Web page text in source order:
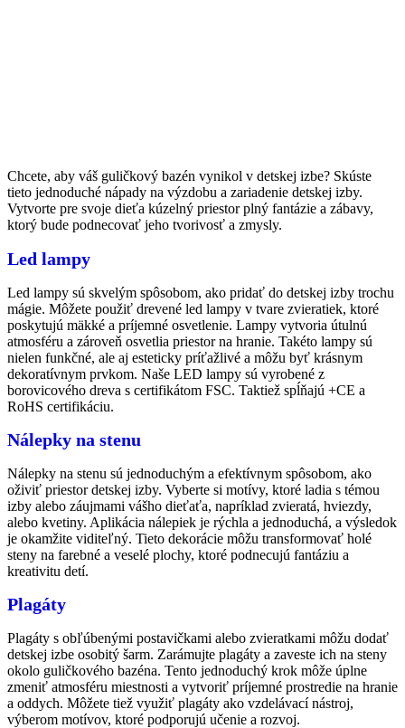
Chcete, aby váš guličkový bazén vynikol v detskej izbe? Skúste
tieto jednoduché nápady na výzdobu a zariadenie detskej izby.
Vytvorte pre svoje dieťa kúzelný priestor plný fantázie a zábavy,
ktorý bude podnecovať jeho tvorivosť a zmysly.
Led lampy
Led lampy sú skvelým spôsobom, ako pridať do detskej izby trochu
mágie. Môžete použiť drevené led lampy v tvare zvieratiek, ktoré
poskytujú mäkké a príjemné osvetlenie. Lampy vytvoria útulnú
atmosféru a zároveň osvetlia priestor na hranie. Takéto lampy sú
nielen funkčné, ale aj esteticky príťažlivé a môžu byť krásnym
dekoratívnym prvkom. Naše LED lampy sú vyrobené z
borovicového dreva s certifikátom FSC. Taktiež spĺňajú +CE a
RoHS certifikáciu.
Nálepky na stenu
Nálepky na stenu sú jednoduchým a efektívnym spôsobom, ako
oživiť priestor detskej izby. Vyberte si motívy, ktoré ladia s témou
izby alebo záujmami vášho dieťaťa, napríklad zvieratá, hviezdy,
alebo kvetiny. Aplikácia nálepiek je rýchla a jednoduchá, a výsledok
je okamžite viditeľný. Tieto dekorácie môžu transformovať holé
steny na farebné a veselé plochy, ktoré podnecujú fantáziu a
kreativitu detí.
Plagáty
Plagáty s obľúbenými postavičkami alebo zvieratkami môžu dodať
detskej izbe osobitý šarm. Zarámujte plagáty a zaveste ich na steny
okolo guličkového bazéna. Tento jednoduchý krok môže úplne
zmeniť atmosféru miestnosti a vytvoriť príjemné prostredie na hranie
a oddych. Môžete tiež využiť plagáty ako vzdelávací nástroj,
výberom motívov, ktoré podporujú učenie a rozvoj.